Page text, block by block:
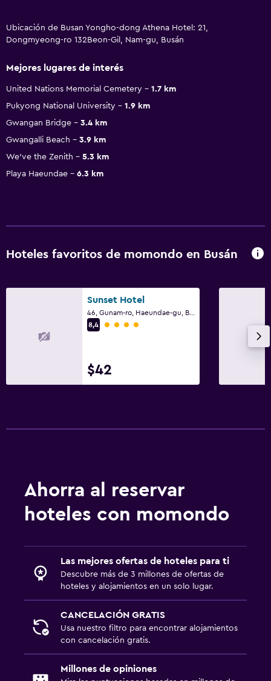
Ubicación de Busan Yongho-dong Athena Hotel: 21,
Dongmyeong-ro 132Beon-Gil, Nam-gu, Busán
Mejores lugares de interés
United Nations Memorial Cemetery
1.7 km
Pukyong National University
1.9 km
Gwangan Bridge
3.4 km
Gwangalli Beach
3.9 km
We've the Zenith
5.3 km
Playa Haeundae
6.3 km
Hoteles favoritos de momondo en Busán
Sunset Hotel
8,4
Categoría 4
$42
Ahorra al reservar
hoteles con momondo
Las mejores ofertas de hoteles para ti
Descubre más de 3 millones de ofertas de
hoteles y alojamientos en un solo lugar.
CANCELACIÓN GRATIS
Usa nuestro filtro para encontrar alojamientos
con cancelación gratis.
Millones de opiniones